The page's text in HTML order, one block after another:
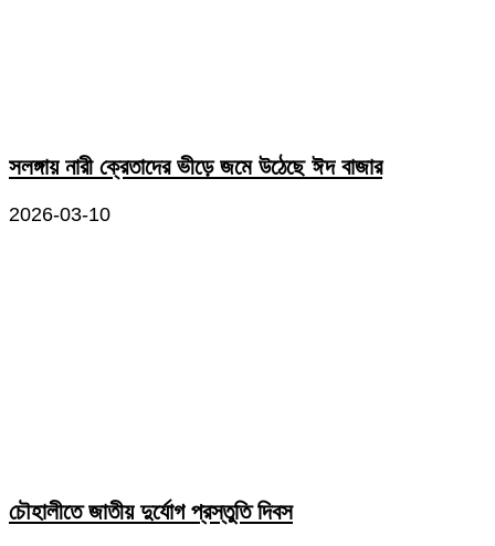
সলঙ্গায় নারী ক্রেতাদের ভীড়ে জমে উঠেছে ঈদ বাজার
2026-03-10
চৌহালীতে জাতীয় দুর্যোগ প্রস্তুতি দিবস